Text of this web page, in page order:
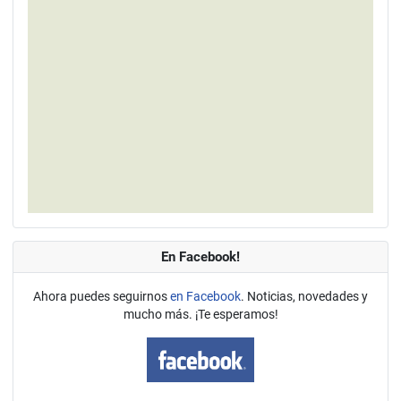
En Facebook!
Ahora puedes seguirnosen Facebook. Noticias, novedades y
mucho más. ¡Te esperamos!